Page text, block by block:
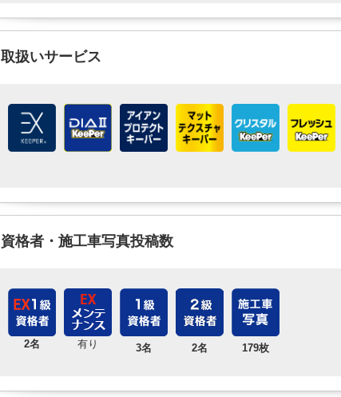
取扱いサービス
資格者・施工車写真投稿数
2名 有り 3名 2名 179枚